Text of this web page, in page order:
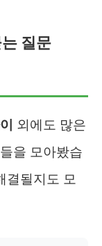
질문
외에도 많은
을 모아봤습
결될지도 모